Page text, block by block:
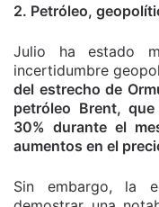
2. Petróleo,
Julio ha estado
incertidumbre
del estrecho de
petróleo Brent,
30% durante el
aumentos en el
Sin embargo, la